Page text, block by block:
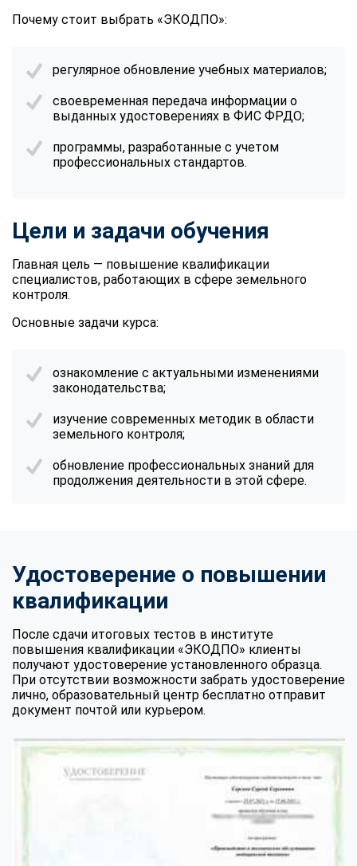
Почему стоит выбрать «ЭКОДПО»:
регулярное обновление учебных материалов;
своевременная передача информации о
выданных удостоверениях в ФИС ФРДО;
программы, разработанные с учетом
профессиональных стандартов.
Цели и задачи обучения
Главная цель — повышение квалификации
специалистов, работающих в сфере земельного
контроля.
Основные задачи курса:
ознакомление с актуальными изменениями
законодательства;
изучение современных методик в области
земельного контроля;
обновление профессиональных знаний для
продолжения деятельности в этой сфере.
Удостоверение о повышении
квалификации
После сдачи итоговых тестов в институте
повышения квалификации «ЭКОДПО» клиенты
получают удостоверение установленного образца.
При отсутствии возможности забрать удостоверение
лично, образовательный центр бесплатно отправит
документ почтой или курьером.